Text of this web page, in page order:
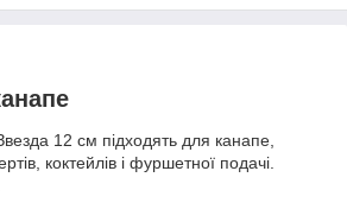
12 см підходять для канапе,
коктейлів і фуршетної подачі.